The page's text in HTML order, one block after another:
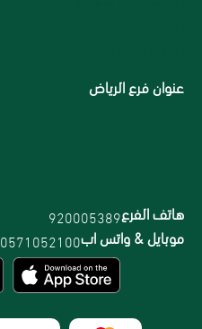
عنوان فرع الرياض
هاتف الفرع920005389
موبايل & واتس اب0571052100